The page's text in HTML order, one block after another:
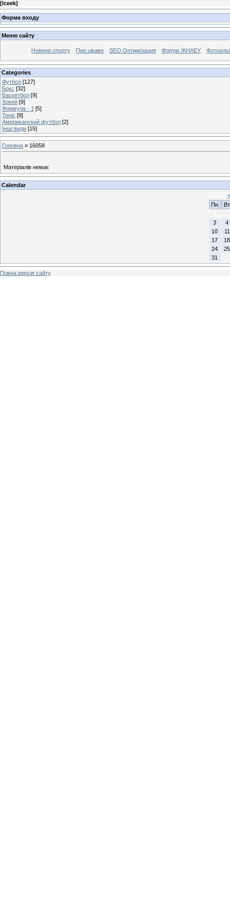
[Iceek]
Форма входу
Меню сайту
Новини спорту Про цікаве SEO Оптимізация Форум ЖНАЕУ
Categories
Футбол [127]
Бокс [32]
Баскетбол [9]
Хокей [9]
Формула - 1 [5]
Теніс [9]
Американский футбол [2]
Інші види [15]
Головна » 16058
Матеріалів немає
Calendar
«
Пн
Вт
3
4
10
11
17
18
24
25
31
Повна версія сайту